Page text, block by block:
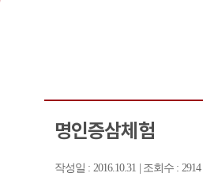
명인증삼체험
작성일 : 2016.10.31 | 조회수 : 2914